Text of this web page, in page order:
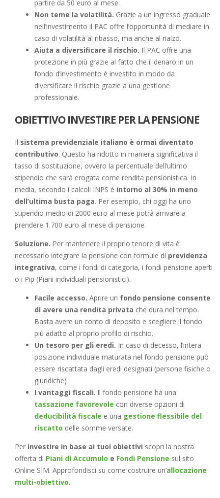
partire da 50 euro al mese.
Non teme la volatilità. Grazie a un ingresso graduale
nell’investimento il PAC offre l’opportunità di mediare in
caso di volatilità al ribasso, ma anche al rialzo.
Aiuta a diversificare il rischio. Il PAC offre una
protezione in più grazie al fatto che il denaro in un
fondo d’investimento è investito in modo da
diversificare il rischio grazie a una gestione
professionale.
OBIETTIVO INVESTIRE PER LA PENSIONE
Il sistema previdenziale italiano è ormai diventato
contributivo. Questo ha ridotto in maniera significativa il
tasso di sostituzione, ovvero la percentuale dell’ultimo
stipendio che sarà erogata come rendita pensionistica. In
media, secondo i calcoli INPS è intorno al 30% in meno
dell’ultima busta paga. Per esempio, chi oggi ha uno
stipendio medio di 2000 euro al mese potrà arrivare a
prendere 1.700 euro al mese di pensione.
Soluzione. Per mantenere il proprio tenore di vita è
necessario integrare la pensione con formule di previdenza
integrativa, come i fondi di categoria, i fondi pensione aperti
o i Pip (Piani individuali pensionistici).
Facile accesso. Aprire un fondo pensione consente
di avere una rendita privata che dura nel tempo.
Basta avere un conto di deposito e scegliere il fondo
più adatto al proprio profilo di rischio.
Un tesoro per gli eredi. In caso di decesso, l’intera
posizione individuale maturata nel fondo pensione può
essere riscattata dagli eredi designati (persone fisiche o
giuridiche)
I vantaggi fiscali. Il fondo pensione ha una
tassazione favorevole con diverse opzioni di
deducibilità fiscale e una gestione flessibile del
riscatto delle somme versate.
Per investire in base ai tuoi obiettivi scopri la nostra
offerta di Piani di Accumulo e Fondi Pensione sul sito
Online SIM. Approfondisci su come costruire un’allocazione
multi-obiettivo.